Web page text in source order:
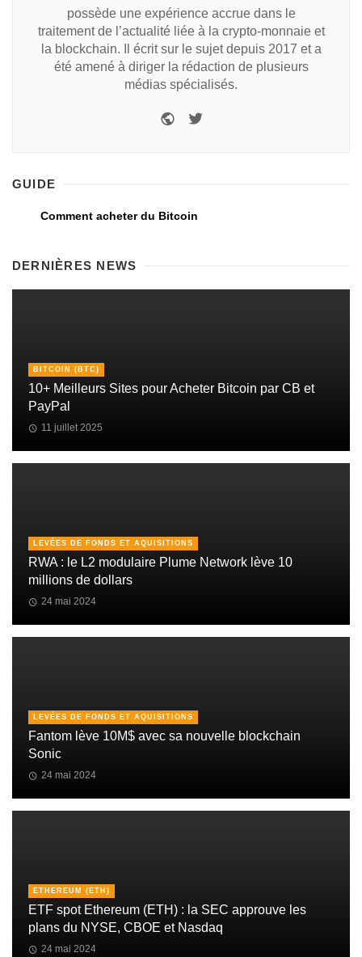
possède une expérience accrue dans le
traitement de l’actualité liée à la crypto-monnaie et
la blockchain. Il écrit sur le sujet depuis 2017 et a
été amené à diriger la rédaction de plusieurs
médias spécialisés.
GUIDE
Comment acheter du Bitcoin
DERNIÈRES NEWS
BITCOIN (BTC)
10+ Meilleurs Sites pour Acheter Bitcoin par CB et
PayPal
11 juillet 2025
LEVÉES DE FONDS ET AQUISITIONS
RWA : le L2 modulaire Plume Network lève 10
millions de dollars
24 mai 2024
LEVÉES DE FONDS ET AQUISITIONS
Fantom lève 10M$ avec sa nouvelle blockchain
Sonic
24 mai 2024
ETHEREUM (ETH)
ETF spot Ethereum (ETH) : la SEC approuve les
plans du NYSE, CBOE et Nasdaq
24 mai 2024